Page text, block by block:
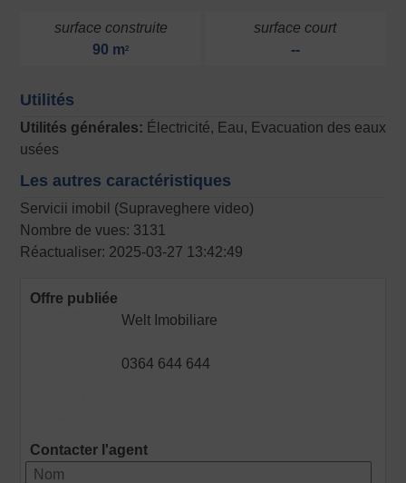
surface construite
90 m2
surface court
--
Utilités
Utilités générales: Électricité, Eau, Evacuation des eaux
usées
Les autres caractéristiques
Servicii imobil (Supraveghere video)
Nombre de vues: 3131
Réactualiser: 2025-03-27 13:42:49
Offre publiée
Welt Imobiliare
0364 644 644
Contacter l'agent